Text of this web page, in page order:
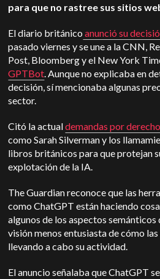
para que no rastree sus sitios
El diario británico anunció su
pasado viernes y se une a la CNN,
Post, Bloomberg y el New York
GPTBot. Aunque no explicaba en
decisión, sí mencionaba algunas
sector.
Citó la actualdemandas por
como Sarah Silverman y los
libros británicos para que protejan
explotación de la IA.
The Guardian reconoce que las
como ChatGPT están haciendo
algunos de los aspectos semánticos
visión menos entusiasta de cómo
llevando a cabo su actividad.
El anuncio señalaba que ChatGPT